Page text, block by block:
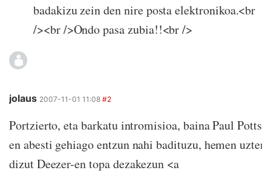
badakizu zein den nire posta elektronikoa.<br
/><br />Ondo pasa zubia!!<br />
jolaus 2007-11-01 11:08 #2
Portzierto, eta barkatu intromisioa, baina Paul Potts-
en abesti gehiago entzun nahi badituzu, hemen uzten
dizut Deezer-en topa dezakezun <a